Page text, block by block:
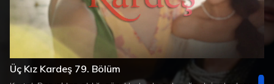
Süre
Süre
Üç Kız Kardeş 79. Bölüm